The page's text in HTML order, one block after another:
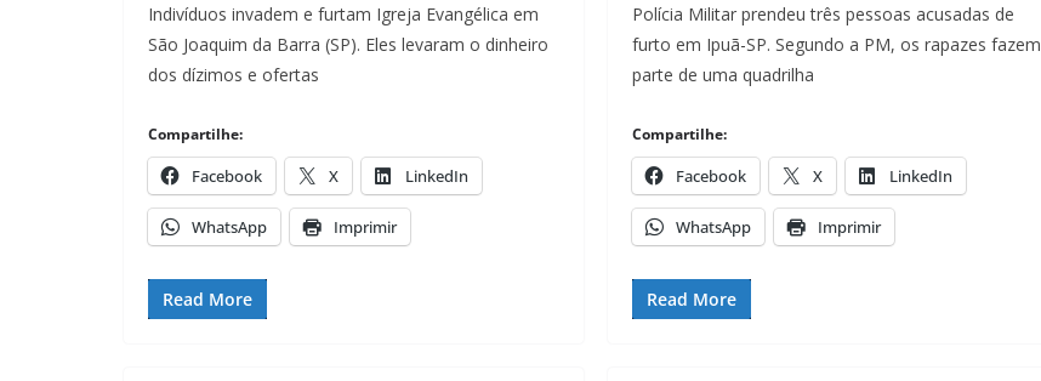
Indivíduos invadem e furtam Igreja Evangélica em
São Joaquim da Barra (SP). Eles levaram o dinheiro
dos dízimos e ofertas
Compartilhe:
Facebook X LinkedIn
WhatsApp Imprimir
Read More
Polícia Militar prendeu três pessoas acusadas de
furto em Ipuã-SP. Segundo a PM, os rapazes fazem
parte de uma quadrilha
Compartilhe:
Facebook X LinkedIn
WhatsApp Imprimir
Read More